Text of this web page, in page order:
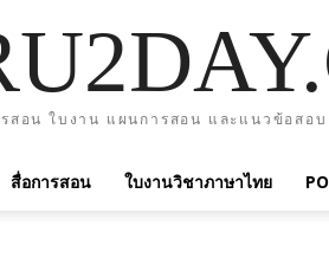
สอน ใบงาน แผนการสอน และแนวข้อสอ
สื่อการสอน ใบงานวิชาภาษาไทย